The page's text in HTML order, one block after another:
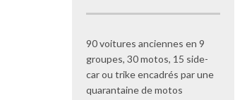
90 voitures anciennes en 9
groupes, 30 motos, 15 side-
car ou trike encadrés par une
quarantaine de motos